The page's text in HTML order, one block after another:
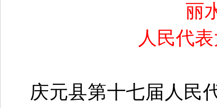
丽
人民代
庆元县第十七届人民